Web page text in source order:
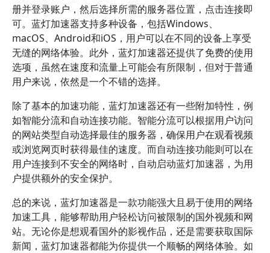
册并登录账户，然后选择所需的服务器位置，点击连接即
可。蓝灯加速器支持多种设备，包括Windows、
macOS、Android和iOS，用户可以在不同的设备上享受
无缝的网络体验。此外，蓝灯加速器还提供了免费的使用
选项，虽然在速度和流量上可能会有所限制，但对于普通
用户来说，依然是一个不错的选择。
除了基本的加速功能，蓝灯加速器还有一些附加特性，例
如智能分流和自动连接功能。智能分流可以根据用户访问
的网站类型自动选择最佳的服务器，确保用户在观看视频
或浏览网页时获得最佳的速度。而自动连接功能则可以在
用户连接到不安全的网络时，自动启动蓝灯加速器，为用
户提供额外的安全保护。
总的来说，蓝灯加速器是一款功能强大且易于使用的网络
加速工具，能够帮助用户轻松访问被限制的国外视频和网
站。无论你是想观看国外的影视作品，还是需要获取国际
新闻，蓝灯加速器都能为你提供一个顺畅的网络体验。如